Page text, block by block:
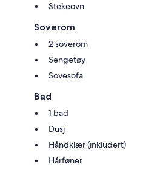
Stekeovn
Soverom
2 soverom
Sengetøy
Sovesofa
Bad
1 bad
Dusj
Håndklær (inkludert)
Hårføner